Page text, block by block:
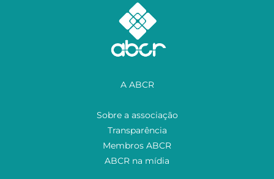
A ABCR
Sobre a associação
Transparência
Membros ABCR
ABCR na mídia